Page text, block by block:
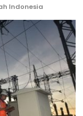
Indonesia